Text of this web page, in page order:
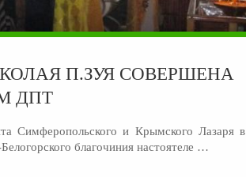
П.ЗУЯ СОВЕРШЕНА
ДПТ
Симферопольского и Крымского Лазаря в
благочиния настоятеле …